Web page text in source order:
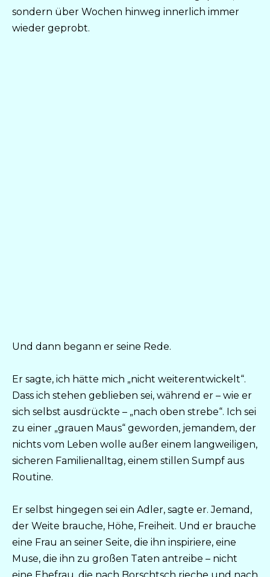
sondern über Wochen hinweg innerlich immer
wieder geprobt.
Und dann begann er seine Rede.
Er sagte, ich hätte mich „nicht weiterentwickelt“.
Dass ich stehen geblieben sei, während er – wie er
sich selbst ausdrückte – „nach oben strebe“. Ich sei
zu einer „grauen Maus“ geworden, jemandem, der
nichts vom Leben wolle außer einem langweiligen,
sicheren Familienalltag, einem stillen Sumpf aus
Routine.
Er selbst hingegen sei ein Adler, sagte er. Jemand,
der Weite brauche, Höhe, Freiheit. Und er brauche
eine Frau an seiner Seite, die ihn inspiriere, eine
Muse, die ihn zu großen Taten antreibe – nicht